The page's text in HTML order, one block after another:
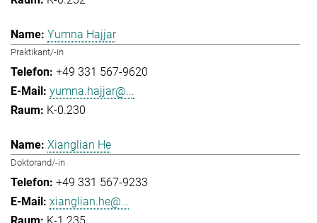
Yumna Hajjar
Praktikant/-in
+49 331 567-9620
yumna.hajjar@...
K-0.230
Xianglian He
Doktorand/-in
+49 331 567-9233
xianglian.he@...